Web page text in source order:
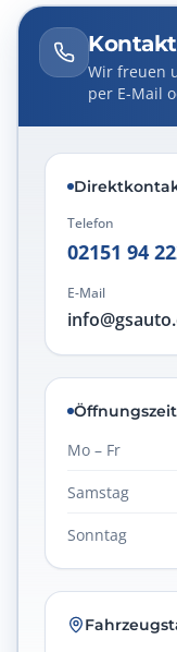
Wir freuen
per E-Mail
Telefon
02151 94
E-Mail
Mo – Fr
Samstag
Sonntag